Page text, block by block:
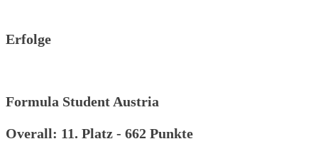
Erfolge
Formula Student Austria
Overall: 11. Platz - 662 Punkte